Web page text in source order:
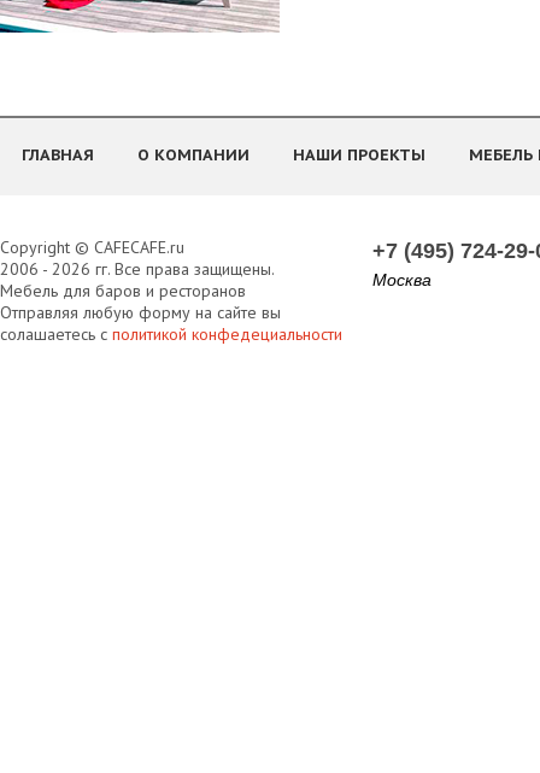
ГЛАВНАЯ О КОМПАНИИ НАШИ ПРОЕКТЫ
Copyright © CAFECAFE.ru
2006 - 2026 гг. Все права защищены.
Мебель для баров и ресторанов
Отправляя любую форму на сайте вы
солашаетесь с политикой конфедециальности
+7 (495) 724-29-
Москва